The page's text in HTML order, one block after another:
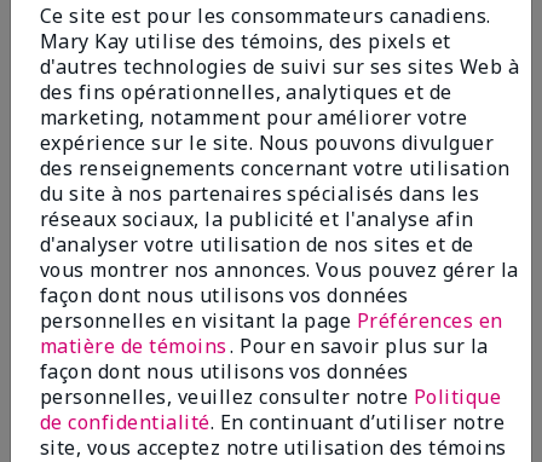
You May Also Like
Tonique équilibrant Mary
Démaquillant sans huile
Ce site est pour les consommateurs canadiens.
Mary Kay utilise des témoins, des pixels et
d'autres technologies de suivi sur ses sites Web à
des fins opérationnelles, analytiques et de
marketing, notamment pour améliorer votre
expérience sur le site. Nous pouvons divulguer
des renseignements concernant votre utilisation
du site à nos partenaires spécialisés dans les
réseaux sociaux, la publicité et l'analyse afin
d'analyser votre utilisation de nos sites et de
vous montrer nos annonces. Vous pouvez gérer la
façon dont nous utilisons vos données
personnelles en visitant la page Préférences en
matière de témoins. Pour en savoir plus sur la
façon dont nous utilisons vos données
personnelles, veuillez consulter notre Politique
de confidentialité. En continuant d’utiliser notre
site, vous acceptez notre utilisation des témoins